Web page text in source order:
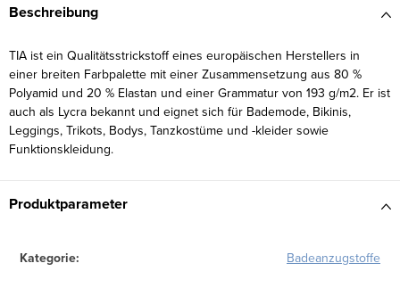
Beschreibung
TIA ist ein Qualitätsstrickstoff eines europäischen Herstellers in
einer breiten Farbpalette mit einer Zusammensetzung aus 80 %
Polyamid und 20 % Elastan und einer Grammatur von 193 g/m2. Er ist
auch als Lycra bekannt und eignet sich für Bademode, Bikinis,
Leggings, Trikots, Bodys, Tanzkostüme und -kleider sowie
Funktionskleidung.
Produktparameter
Kategorie: Badeanzugstoffe